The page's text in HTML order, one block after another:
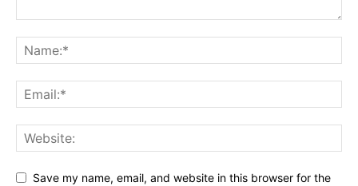
Save my name, email, and website in this browser for the